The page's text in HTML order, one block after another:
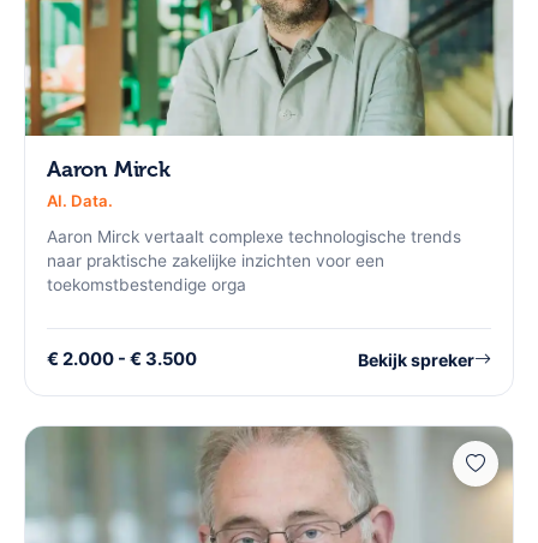
Aaron Mirck
AI. Data.
Aaron Mirck vertaalt complexe technologische trends
naar praktische zakelijke inzichten voor een
toekomstbestendige orga
€ 2.000 - € 3.500 Bekijk spreker